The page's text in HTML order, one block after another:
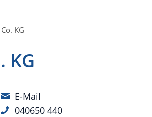
KG
KG
E-Mail
040650 440